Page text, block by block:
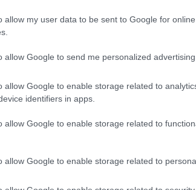
allow my user data to be sent to Google for
allow Google to send me personalized advertising.
allow Google to enable storage related to
identifiers in apps.
allow Google to enable storage related to
allow Google to enable storage related to
trainer
Αυτό είναι
με τα
που αυξάνει
Το
τον